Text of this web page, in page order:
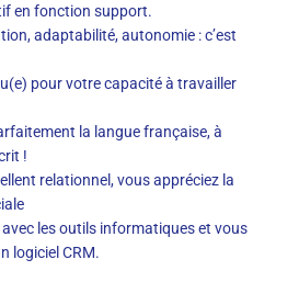
en fonction support.
adaptabilité, autonomie : c’est
pour votre capacité à travailler
la langue française, à
!
relationnel, vous appréciez la
avec les outils informatiques et vous
logiciel CRM.